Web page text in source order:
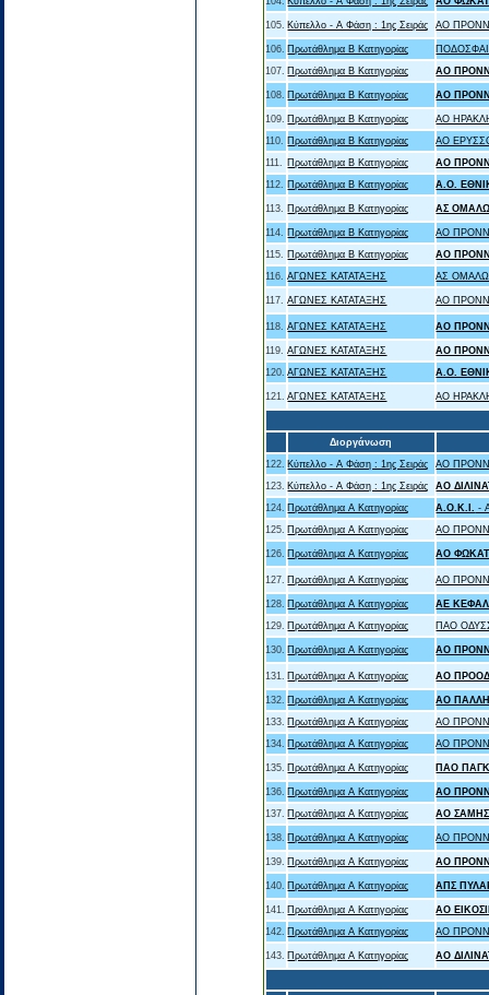
105. Κύπελλο - Α Φάση : 1ης Σειράς ΑΟ
106. Πρωτάθλημα Β Κατηγορίας
107. Πρωτάθλημα Β Κατηγορίας ΑΟ
108. Πρωτάθλημα Β Κατηγορίας ΑΟ
109. Πρωτάθλημα Β Κατηγορίας
ΑΟ
110. Πρωτάθλημα Β Κατηγορίας
ΑΟ
111. Πρωτάθλημα Β Κατηγορίας
ΑΟ
112. Πρωτάθλημα Β Κατηγορίας A.O.
113. Πρωτάθλημα Β Κατηγορίας ΑΣ
114. Πρωτάθλημα Β Κατηγορίας
ΑΟ
115. Πρωτάθλημα Β Κατηγορίας
ΑΟ
116. ΑΓΩΝΕΣ ΚΑΤΑΤΑΞΗΣ ΑΣ
117. ΑΓΩΝΕΣ ΚΑΤΑΤΑΞΗΣ ΑΟ
118. ΑΓΩΝΕΣ ΚΑΤΑΤΑΞΗΣ ΑΟ
119. ΑΓΩΝΕΣ ΚΑΤΑΤΑΞΗΣ
ΑΟ
120. ΑΓΩΝΕΣ ΚΑΤΑΤΑΞΗΣ A.O.
121. ΑΓΩΝΕΣ ΚΑΤΑΤΑΞΗΣ ΑΟ
Διοργάνωση
122. Κύπελλο - Α Φάση : 1ης Σειράς
ΑΟ
123. Κύπελλο - Α Φάση : 1ης Σειράς
ΑΟ
124. Πρωτάθλημα Α Κατηγορίας Α.Ο.Κ.Ι. -
125. Πρωτάθλημα Α Κατηγορίας ΑΟ
126. Πρωτάθλημα Α Κατηγορίας ΑΟ
127. Πρωτάθλημα Α Κατηγορίας ΑΟ
128. Πρωτάθλημα Α Κατηγορίας
ΑΕ
129. Πρωτάθλημα Α Κατηγορίας ΠΑΟ
130. Πρωτάθλημα Α Κατηγορίας ΑΟ
131. Πρωτάθλημα Α Κατηγορίας ΑΟ
132. Πρωτάθλημα Α Κατηγορίας
ΑΟ
133. Πρωτάθλημα Α Κατηγορίας
ΑΟ
134. Πρωτάθλημα Α Κατηγορίας ΑΟ
135. Πρωτάθλημα Α Κατηγορίας ΠΑΟ
136. Πρωτάθλημα Α Κατηγορίας
ΑΟ
137. Πρωτάθλημα Α Κατηγορίας ΑΟ ΣΑΜΗΣ
138. Πρωτάθλημα Α Κατηγορίας ΑΟ
139. Πρωτάθλημα Α Κατηγορίας ΑΟ
140. Πρωτάθλημα Α Κατηγορίας ΑΠΣ
141. Πρωτάθλημα Α Κατηγορίας
ΑΟ
142. Πρωτάθλημα Α Κατηγορίας ΑΟ
143. Πρωτάθλημα Α Κατηγορίας ΑΟ